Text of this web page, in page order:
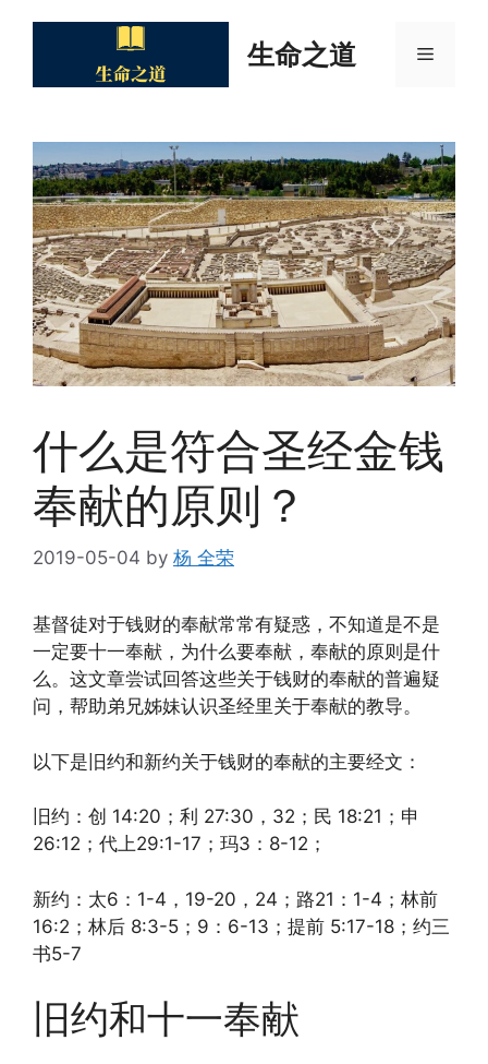
生命之道 Menu
什么是符合圣经金钱
奉献的原则？
2019-05-04 by 杨 全荣
基督徒对于钱财的奉献常常有疑惑，不知道是不是
一定要十一奉献，为什么要奉献，奉献的原则是什
么。这文章尝试回答这些关于钱财的奉献的普遍疑
问，帮助弟兄姊妹认识圣经里关于奉献的教导。
以下是旧约和新约关于钱财的奉献的主要经文：
旧约：创 14:20；利 27:30，32；民 18:21；申
26:12；代上29:1-17；玛3：8-12；
新约：太6：1-4，19-20，24；路21：1-4；林前
16:2；林后 8:3-5；9：6-13；提前 5:17-18；约三
书5-7
旧约和十一奉献